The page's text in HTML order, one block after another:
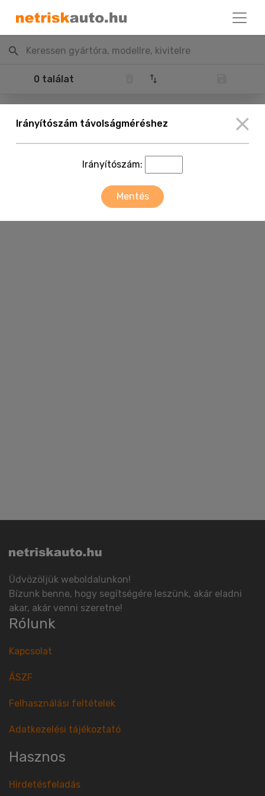
Keressen gyártóra, modellre, kivitelre
0 találat
Üdvözöljük weboldalunkon!
Bízunk benne, hogy segítségére leszünk, akár eladni
akar, akár venni szeretne!
Rólunk
Kapcsolat
ÁSZF
Felhasználási feltételek
Adatkezelési tájékoztató
Hasznos
Hirdetésfeladás
Irányítószám távolságméréshez
Irányítószám:
Mentés